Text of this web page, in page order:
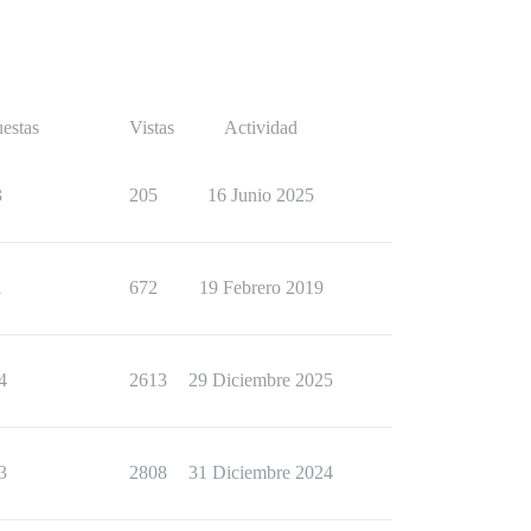
Vistas Actividad
205 16 Junio 2025
672 19 Febrero 2019
2613 29 Diciembre 2025
2808 31 Diciembre 2024